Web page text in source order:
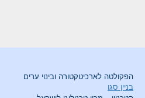
הפקולטה לארכיטקטורה ובינוי ערים
בניין סגו